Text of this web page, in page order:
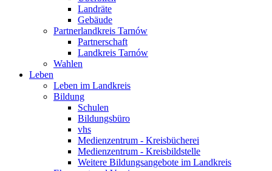
Landräte
Gebäude
Partnerlandkreis Tarnów
Partnerschaft
Landkreis Tarnów
Wahlen
Leben
Leben im Landkreis
Bildung
Schulen
Bildungsbüro
vhs
Medienzentrum - Kreisbücherei
Medienzentrum - Kreisbildstelle
Weitere Bildungsangebote im Landkreis